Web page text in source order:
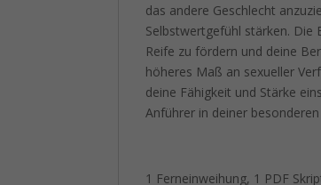
das andere Geschlecht
Selbstwertgefühl stärken. Die
Reife zu fördern und deine
höheres Maß an sexueller
deine Fähigkeit und Stärke
Anführer in deiner
1 Ferneinweihung, 1 PDF